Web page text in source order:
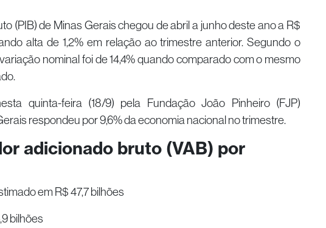
(PIB) de Minas Gerais chegou de abril a junho deste ano a R$
alta de 1,2% em relação ao trimestre anterior. Segundo o
nominal foi de 14,4% quando comparado com o mesmo
quinta-feira (18/9) pela Fundação João Pinheiro (FJP)
respondeu por 9,6% da economia nacional no trimestre.
adicionado bruto (VAB) por
em R$ 47,7 bilhões
bilhões